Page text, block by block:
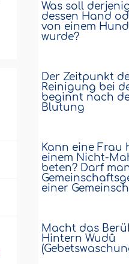
Was soll
dessen Hand
von einem
wurde?
Der Zeitpunkt
Reinigung bei
beginnt nach
Blutung
Kann eine Frau
einem Nicht-
beten? Darf
einer
Macht das
Hintern Wudû